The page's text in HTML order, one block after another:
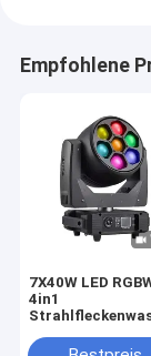
Empfohlene
7X40W LED
4in1
Lichteffekte